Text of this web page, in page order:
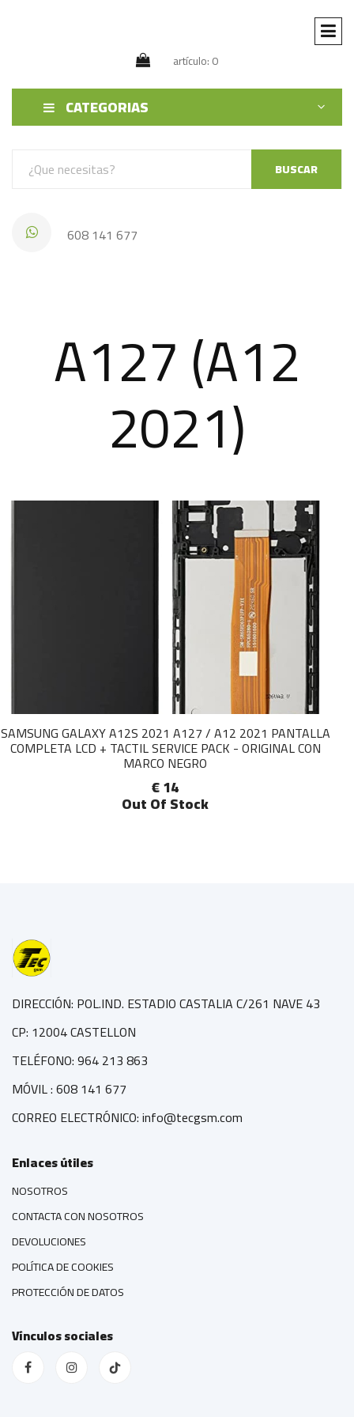
artículo: 0
CATEGORIAS
BUSCAR
608 141 677
A127 (A12
2021)
SAMSUNG GALAXY A12S 2021 A127 / A12 2021 PANTALLA
COMPLETA LCD + TACTIL SERVICE PACK - ORIGINAL CON
MARCO NEGRO
€ 14
Out Of Stock
DIRECCIÓN: POL.IND. ESTADIO CASTALIA C/261 NAVE 43
CP: 12004 CASTELLON
TELÉFONO: 964 213 863
MÓVIL : 608 141 677
CORREO ELECTRÓNICO: info@tecgsm.com
Enlaces útiles
NOSOTROS
CONTACTA CON NOSOTROS
DEVOLUCIONES
POLÍTICA DE COOKIES
PROTECCIÓN DE DATOS
Vínculos sociales